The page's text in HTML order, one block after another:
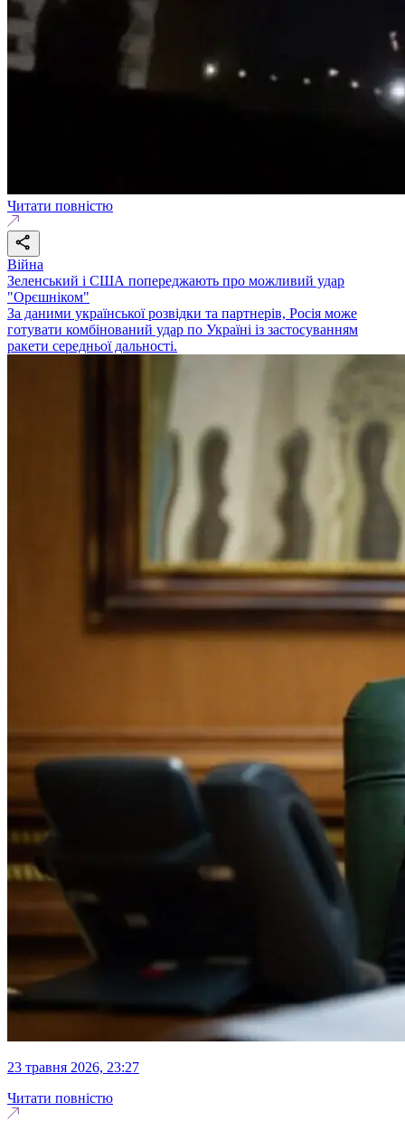
Читати повністю
Війна
Зеленський і США попереджають про можливий удар
"Орєшніком"
За даними української розвідки та партнерів, Росія може
готувати комбінований удар по Україні із застосуванням
ракети середньої дальності.
23 травня 2026, 23:27
Читати повністю